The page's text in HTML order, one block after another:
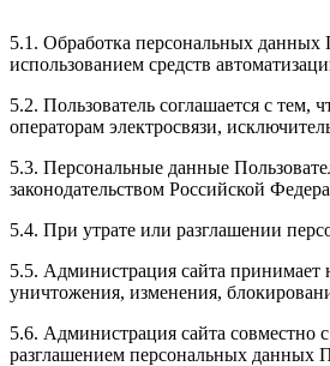
5.1. Обработка персональных данных
использованием средств
5.2. Пользователь соглашается с
операторам электросвязи,
5.3. Персональные данные
законодательством Российской
5.4. При утрате или разглашении
5.5. Администрация сайта принимает
уничтожения, изменения,
5.6. Администрация сайта
разглашением персональных данных